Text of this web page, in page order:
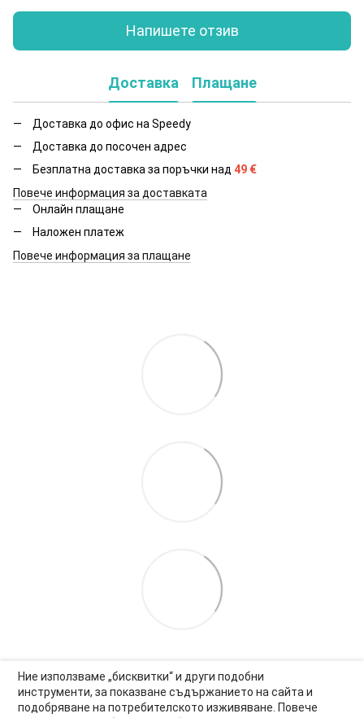
Ние използваме „бисквитки“ и други подобни
инструменти, за показване съдържанието на сайта и
подобряване на потребителското изживяване. Повече
Напишете отзив
Доставка Плащане
Доставка до офис на Speedy
Доставка до посочен адрес
Безплатна доставка за поръчки над 49 €
Повече информация за доставката
Онлайн плащане
Наложен платеж
Повече информация за плащане
0877-550-990